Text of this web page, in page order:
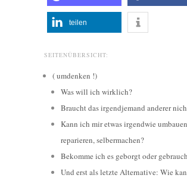
teilen
SEITENÜBERSICHT:
( umdenken !)
Was will ich wirklich?
Braucht das irgendjemand anderer
Kann ich mir etwas irgendwie
reparieren, selbermachen?
Bekomme ich es geborgt oder
Und erst als letzte Alternative: Wie